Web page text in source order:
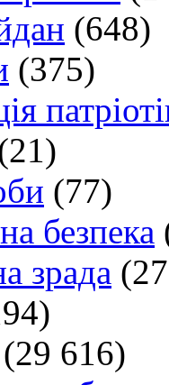
(648)
(375)
(77)
безпека
зрада
(29 616)